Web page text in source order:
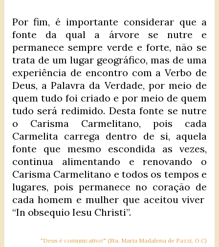
Por fim, é importante considerar que a
fonte da qual a árvore se nutre e
permanece sempre verde e forte, não se
trata de um lugar geográfico, mas de uma
experiência de encontro com a Verbo de
Deus, a Palavra da Verdade, por meio de
quem tudo foi criado e por meio de quem
tudo será redimido. Desta fonte se nutre
o Carisma Carmelitano, pois cada
Carmelita carrega dentro de si, aquela
fonte que mesmo escondida as vezes,
continua alimentando e renovando o
Carisma Carmelitano e todos os tempos e
lugares, pois permanece no coração de
cada homem e mulher que aceitou viver
“In obsequio Iesu Christi”.
"Deus é comunicativo!" (Sta. Maria Madalena de Pazzi, O.C)